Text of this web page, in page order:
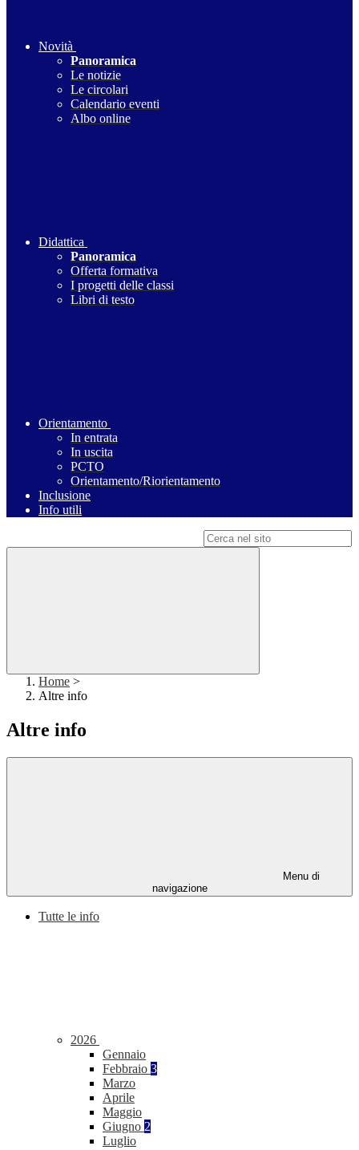
Novità
Panoramica
Le notizie
Le circolari
Calendario eventi
Albo online
Didattica
Panoramica
Offerta formativa
I progetti delle classi
Libri di testo
Orientamento
In entrata
In uscita
PCTO
Orientamento/Riorientamento
Inclusione
Info utili
Home >
Altre info
Altre info
Menu di
navigazione
Tutte le info
2026
Gennaio
Febbraio 3
Marzo
Aprile
Maggio
Giugno 2
Luglio